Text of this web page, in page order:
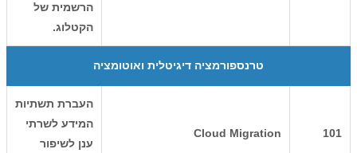
הרשמית של
הקטלוג.
טרנספורמציה דיגיטלית ואוטומציה
101
Cloud Migration
העברת תשתיות
המידע לשרתי
ענן לשיפור